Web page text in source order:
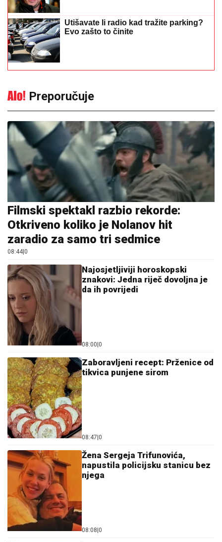
Utišavate li radio kad tražite parking?
Evo zašto to činite
Preporučuje
Filmski spektakl razbio rekorde:
Otkriveno koliko je Nolanov hit
zaradio za samo tri sedmice
08:44|0
Najosjetljiviji horoskopski
znakovi: Jedna riječ dovoljna je
da ih povrijedi
08:00|0
Zaboravljeni recept: Prženice od
tikvica punjene sirom
08:47|0
Žena Sergeja Trifunovića,
napustila policijsku stanicu bez
njega
08:08|0